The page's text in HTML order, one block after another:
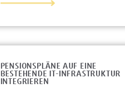
PENSIONSPLÄNE AUF EINE
BESTEHENDE IT-INFRASTRUKTUR
INTEGRIEREN